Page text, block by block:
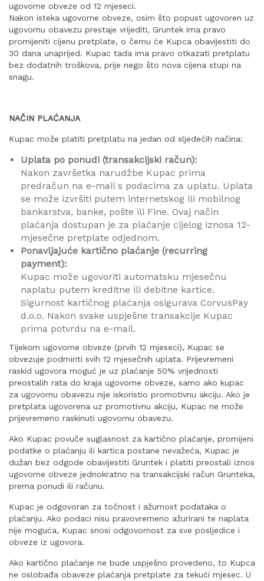
ugovorne obveze od 12 mjeseci.
Nakon isteka ugovorne obveze, osim što popust ugovoren uz
ugovornu obavezu prestaje vrijediti, Gruntek ima pravo
promijeniti cijenu pretplate, o čemu će Kupca obavijestiti do
30 dana unaprijed. Kupac tada ima pravo otkazati pretplatu
bez dodatnih troškova, prije nego što nova cijena stupi na
snagu.
NAČIN PLAĆANJA
Kupac može platiti pretplatu na jedan od sljedećih načina:
Uplata po ponudi (transakcijski račun):
Nakon završetka narudžbe Kupac prima
predračun na e-mail s podacima za uplatu. Uplata
se može izvršiti putem internetskog ili mobilnog
bankarstva, banke, pošte ili Fine. Ovaj način
plaćanja dostupan je za plaćanje cijelog iznosa 12-
mjesečne pretplate odjednom.
Ponavljajuće kartično plaćanje (recurring
payment):
Kupac može ugovoriti automatsku mjesečnu
naplatu putem kreditne ili debitne kartice.
Sigurnost kartičnog plaćanja osigurava CorvusPay
d.o.o. Nakon svake uspješne transakcije Kupac
prima potvrdu na e-mail.
Tijekom ugovorne obveze (prvih 12 mjeseci), Kupac se
obvezuje podmiriti svih 12 mjesečnih uplata. Prijevremeni
raskid ugovora moguć je uz plaćanje 50% vrijednosti
preostalih rata do kraja ugovorne obveze, samo ako kupac
za ugovornu obavezu nije iskoristio promotivnu akciju. Ako je
pretplata ugovorena uz promotivnu akciju, Kupac ne može
prijevremeno raskinuti ugovornu obavezu.
Ako Kupac povuče suglasnost za kartično plaćanje, promijeni
podatke o plaćanju ili kartica postane nevažeća, Kupac je
dužan bez odgode obavijestiti Gruntek i platiti preostali iznos
ugovorne obveze jednokratno na transakcijski račun Grunteka,
prema ponudi ili računu.
Kupac je odgovoran za točnost i ažurnost podataka o
plaćanju. Ako podaci nisu pravovremeno ažurirani te naplata
nije moguća, Kupac snosi odgovornost za sve posljedice i
obveze iz ugovora.
Ako kartično plaćanje ne bude uspješno provedeno, to Kupca
ne oslobađa obaveze plaćanja pretplate za tekući mjesec. U